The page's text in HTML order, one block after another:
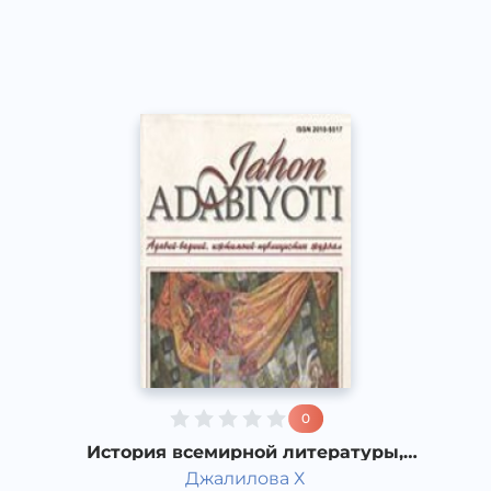
0
История всемирной литературы,
Американская литература 19 века.
Джалилова Х